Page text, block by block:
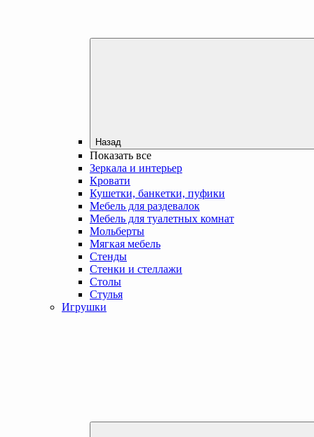
Назад
Показать все
Зеркала и интерьер
Кровати
Кушетки, банкетки, пуфики
Мебель для раздевалок
Мебель для туалетных комнат
Мольберты
Мягкая мебель
Стенды
Стенки и стеллажи
Столы
Стулья
Игрушки